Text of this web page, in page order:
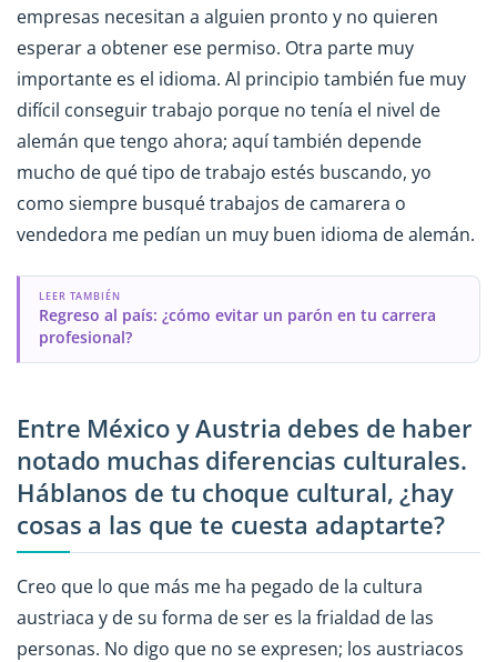
empresas necesitan a alguien pronto y no quieren
esperar a obtener ese permiso. Otra parte muy
importante es el idioma. Al principio también fue muy
difícil conseguir trabajo porque no tenía el nivel de
alemán que tengo ahora; aquí también depende
mucho de qué tipo de trabajo estés buscando, yo
como siempre busqué trabajos de camarera o
vendedora me pedían un muy buen idioma de alemán.
LEER TAMBIÉN
Regreso al país: ¿cómo evitar un parón en tu carrera
profesional?
Entre México y Austria debes de haber
notado muchas diferencias culturales.
Háblanos de tu choque cultural, ¿hay
cosas a las que te cuesta adaptarte?
Creo que lo que más me ha pegado de la cultura
austriaca y de su forma de ser es la frialdad de las
personas. No digo que no se expresen; los austriacos